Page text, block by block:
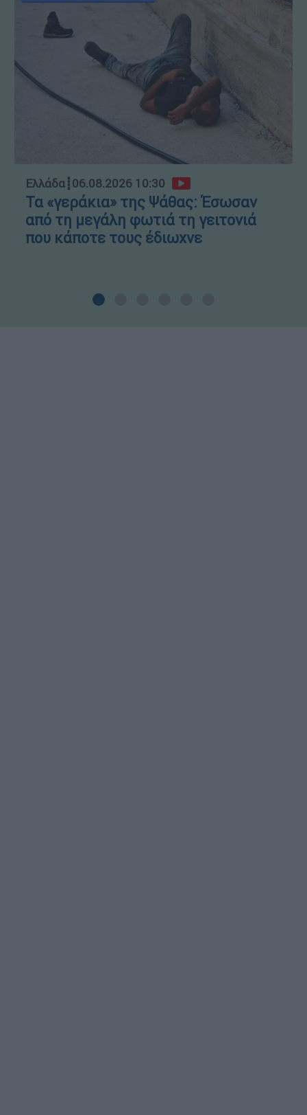
Ελλάδα┋06.08.2026 10:30
Τα «γεράκια» της Ψάθας: Έσωσαν
από τη μεγάλη φωτιά τη γειτονιά
που κάποτε τους έδιωχνε